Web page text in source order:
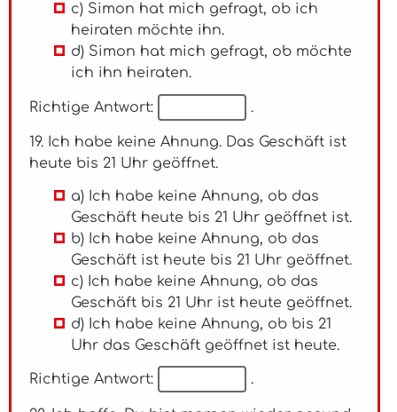
c) Simon hat mich gefragt, ob ich
heiraten möchte ihn.
d) Simon hat mich gefragt, ob möchte
ich ihn heiraten.
Richtige Antwort: .
19. Ich habe keine Ahnung. Das Geschäft ist
heute bis 21 Uhr geöffnet.
a) Ich habe keine Ahnung, ob das
Geschäft heute bis 21 Uhr geöffnet ist.
b) Ich habe keine Ahnung, ob das
Geschäft ist heute bis 21 Uhr geöffnet.
c) Ich habe keine Ahnung, ob das
Geschäft bis 21 Uhr ist heute geöffnet.
d) Ich habe keine Ahnung, ob bis 21
Uhr das Geschäft geöffnet ist heute.
Richtige Antwort: .